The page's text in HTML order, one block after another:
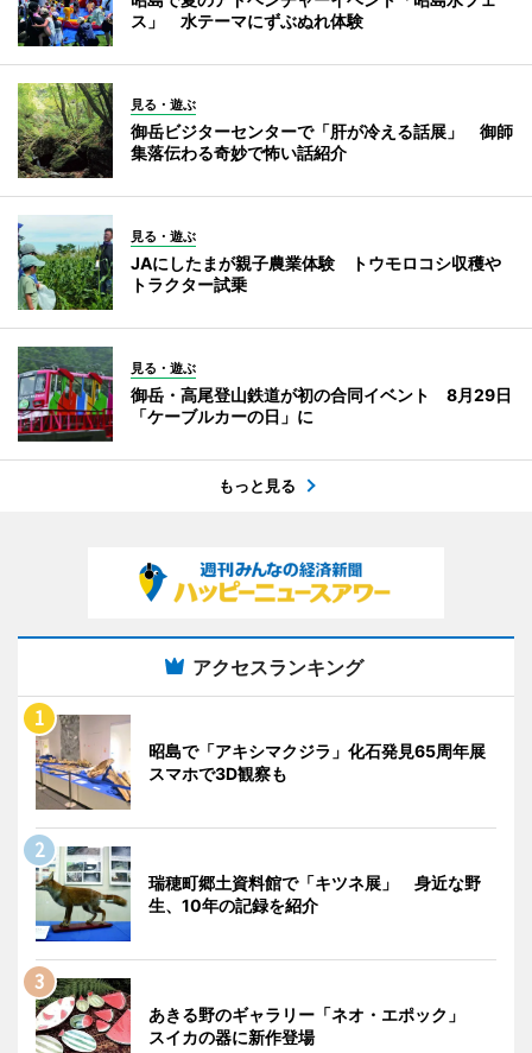
ス」 水テーマにずぶぬれ体験
見る・遊ぶ
御岳ビジターセンターで「肝が冷える話展」 御師
集落伝わる奇妙で怖い話紹介
見る・遊ぶ
JAにしたまが親子農業体験 トウモロコシ収穫や
トラクター試乗
見る・遊ぶ
御岳・高尾登山鉄道が初の合同イベント 8月29日
「ケーブルカーの日」に
もっと見る
アクセスランキング
昭島で「アキシマクジラ」化石発見65周年展
スマホで3D観察も
瑞穂町郷土資料館で「キツネ展」 身近な野
生、10年の記録を紹介
あきる野のギャラリー「ネオ・エポック」
スイカの器に新作登場